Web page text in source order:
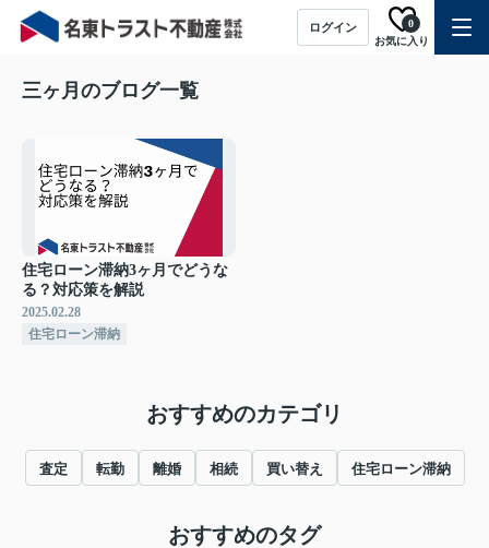
ログイン
お気に入り
0
三ヶ月のブログ一覧
住宅ローン滞納3ヶ月でどうな
る？対応策を解説
2025.02.28
住宅ローン滞納
おすすめのカテゴリ
査定 転勤 離婚 相続 買い替え 住宅ローン滞納
おすすめのタグ